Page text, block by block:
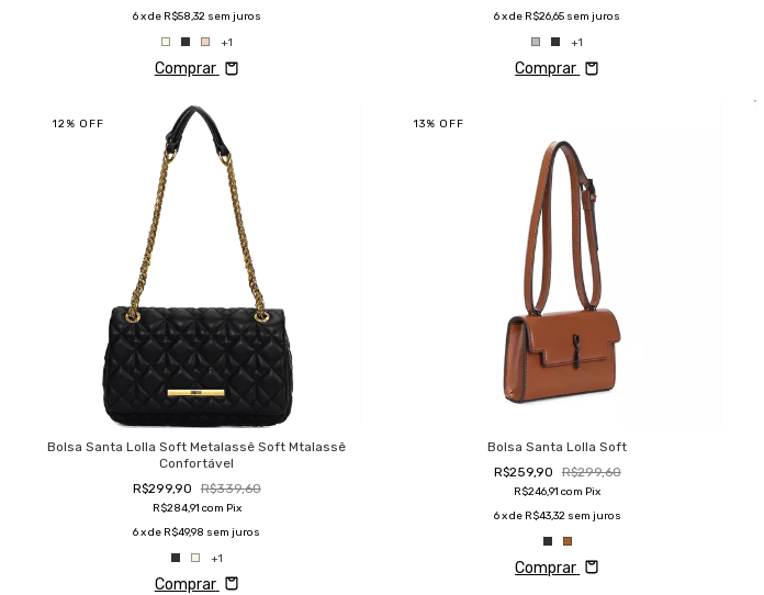
6x de R$58,32 sem juros
+1
Comprar
6x de R$26,65 sem juros
+1
Comprar
12% OFF
Bolsa Santa Lolla Soft Metalassê Soft Mtalassê
Confortável
R$299,90
R$339,60
R$284,91 com Pix
6x de R$49,98 sem juros
+1
Comprar
13% OFF
Bolsa Santa Lolla Soft
R$259,90
R$299,60
R$246,91com Pix
6x de R$43,32 sem juros
Comprar